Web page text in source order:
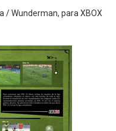
/ Wunderman, para XBOX